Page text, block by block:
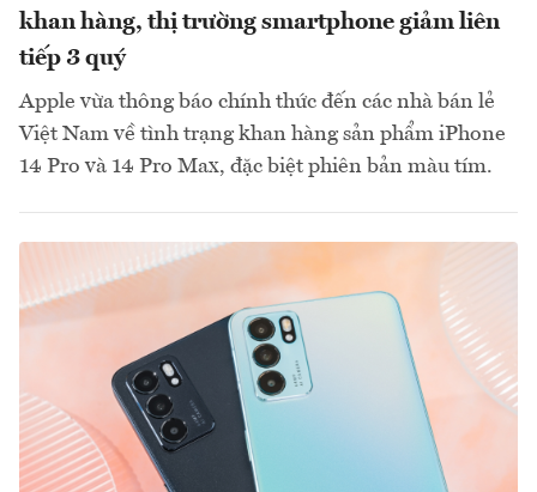
khan hàng, thị trường smartphone giảm liên
tiếp 3 quý
Apple vừa thông báo chính thức đến các nhà bán lẻ
Việt Nam về tình trạng khan hàng sản phẩm iPhone
14 Pro và 14 Pro Max, đặc biệt phiên bản màu tím.